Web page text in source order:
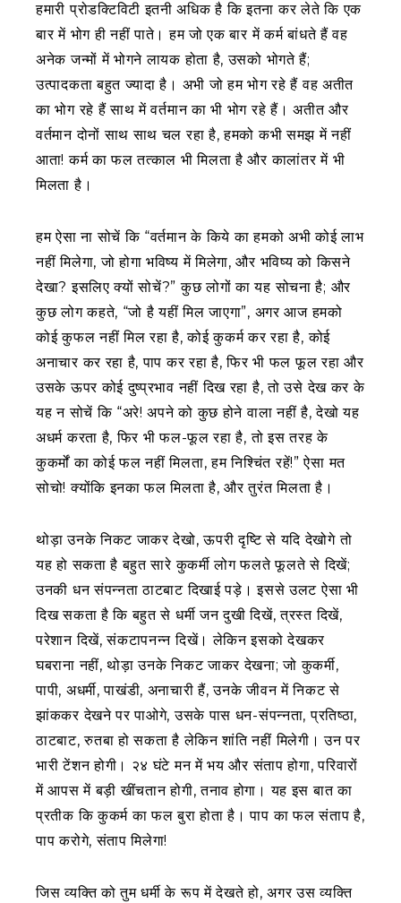
हमारी प्रोडक्टिविटी इतनी अधिक है कि इतना कर लेते कि एक
बार में भोग ही नहीं पाते। हम जो एक बार में कर्म बांधते हैं वह
अनेक जन्मों में भोगने लायक होता है, उसको भोगते हैं;
उत्पादकता बहुत ज्यादा है। अभी जो हम भोग रहे हैं वह अतीत
का भोग रहे हैं साथ में वर्तमान का भी भोग रहे हैं। अतीत और
वर्तमान दोनों साथ साथ चल रहा है, हमको कभी समझ में नहीं
आता! कर्म का फल तत्काल भी मिलता है और कालांतर में भी
मिलता है।
हम ऐसा ना सोचें कि “वर्तमान के किये का हमको अभी कोई लाभ
नहीं मिलेगा, जो होगा भविष्य में मिलेगा, और भविष्य को किसने
देखा? इसलिए क्यों सोचें?” कुछ लोगों का यह सोचना है; और
कुछ लोग कहते, “जो है यहीं मिल जाएगा”, अगर आज हमको
कोई कुफल नहीं मिल रहा है, कोई कुकर्म कर रहा है, कोई
अनाचार कर रहा है, पाप कर रहा है, फिर भी फल फूल रहा और
उसके ऊपर कोई दुष्प्रभाव नहीं दिख रहा है, तो उसे देख कर के
यह न सोचें कि “अरे! अपने को कुछ होने वाला नहीं है, देखो यह
अधर्म करता है, फिर भी फल-फूल रहा है, तो इस तरह के
कुकर्मों का कोई फल नहीं मिलता, हम निश्चिंत रहें!” ऐसा मत
सोचो! क्योंकि इनका फल मिलता है, और तुरंत मिलता है।
थोड़ा उनके निकट जाकर देखो, ऊपरी दृष्टि से यदि देखोगे तो
यह हो सकता है बहुत सारे कुकर्मी लोग फलते फूलते से दिखें;
उनकी धन संपन्नता ठाटबाट दिखाई पड़े। इससे उलट ऐसा भी
दिख सकता है कि बहुत से धर्मी जन दुखी दिखें, त्रस्त दिखें,
परेशान दिखें, संकटापनन्न दिखें। लेकिन इसको देखकर
घबराना नहीं, थोड़ा उनके निकट जाकर देखना; जो कुकर्मी,
पापी, अधर्मी, पाखंडी, अनाचारी हैं, उनके जीवन में निकट से
झांककर देखने पर पाओगे, उसके पास धन-संपन्नता, प्रतिष्ठा,
ठाटबाट, रुतबा हो सकता है लेकिन शांति नहीं मिलेगी। उन पर
भारी टेंशन होगी। २४ घंटे मन में भय और संताप होगा, परिवारों
में आपस में बड़ी खींचतान होगी, तनाव होगा। यह इस बात का
प्रतीक कि कुकर्म का फल बुरा होता है। पाप का फल संताप है,
पाप करोगे, संताप मिलेगा!
जिस व्यक्ति को तुम धर्मी के रूप में देखते हो, अगर उस व्यक्ति